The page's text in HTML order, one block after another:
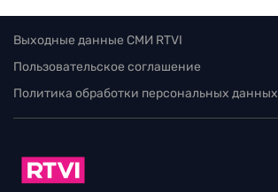
Выходные данные СМИ RTVI
Пользовательское соглашение
Политика обработки персональных данных